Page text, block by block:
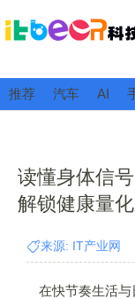
推荐 汽车 AI
读懂身体信
解锁健康量
来源: IT产业网
在快节奏生活与